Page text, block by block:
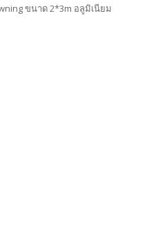
ขนาด 2*3m อลูมิเนียม